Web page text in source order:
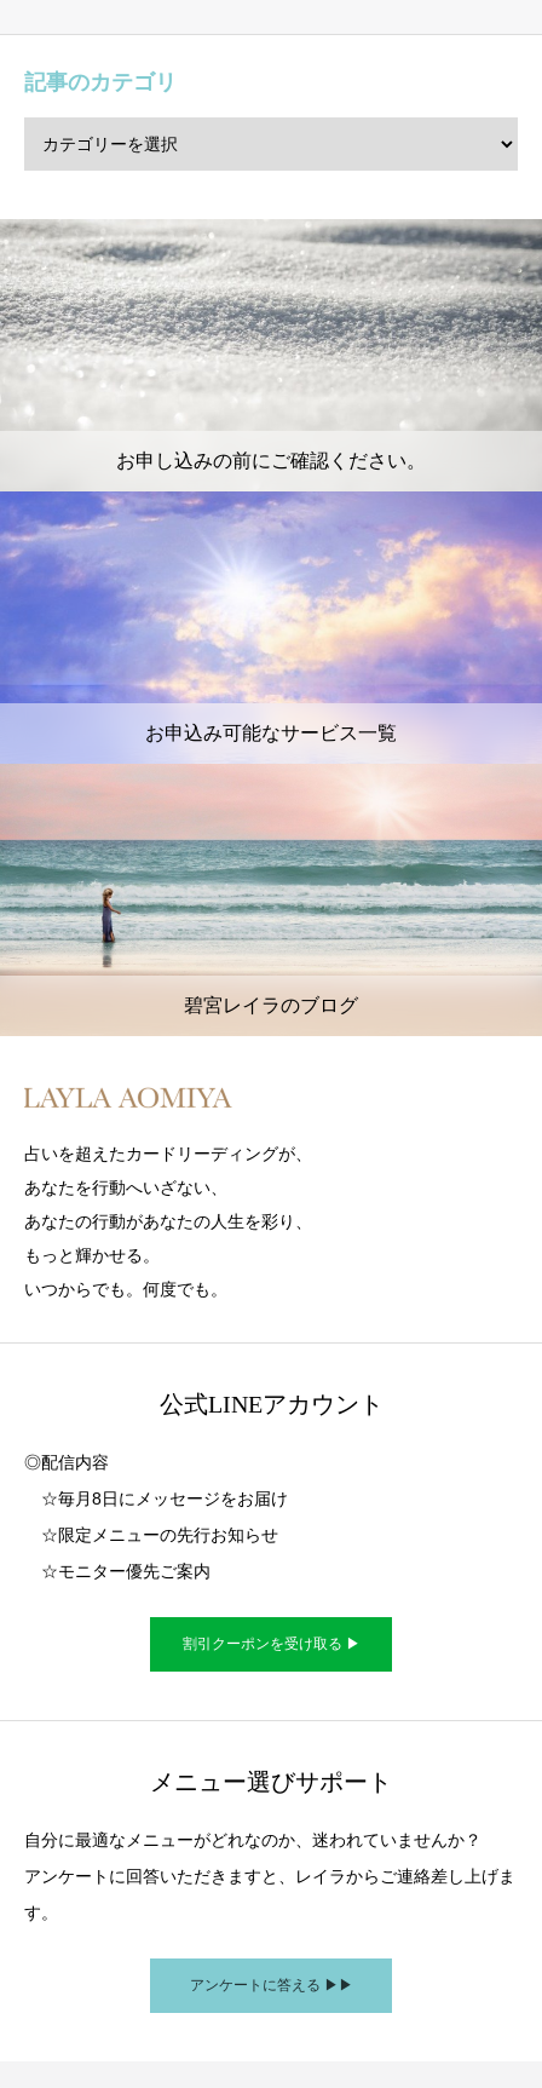
記事のカテゴリ
お申し込みの前にご確認ください。
お申込み可能なサービス一覧
碧宮レイラのブログ
占いを超えたカードリーディングが、
あなたを行動へいざない、
あなたの行動があなたの人生を彩り、
もっと輝かせる。
いつからでも。何度でも。
公式LINEアカウント
◎配信内容
☆毎月8日にメッセージをお届け
☆限定メニューの先行お知らせ
☆モニター優先ご案内
割引クーポンを受け取る ▶︎
メニュー選びサポート
自分に最適なメニューがどれなのか、迷われていませんか？
アンケートに回答いただきますと、レイラからご連絡差し上げま
す。
アンケートに答える ▶︎▶︎